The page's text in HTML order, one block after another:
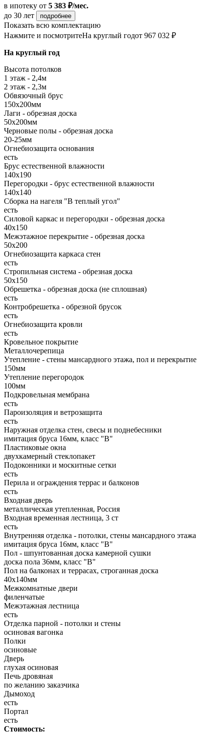
в ипотеку от 5 383 ₽/мес.
до 30 лет
подробнее
Показать всю комплектацию
Нажмите и посмотритеНа круглый годот 967 032 ₽
На круглый год
Высота потолков
1 этаж - 2,4м
2 этаж - 2,3м
Обвязочный брус
150х200мм
Лаги - обрезная доска
50х200мм
Черновые полы - обрезная доска
20-25мм
Огнебиозащита основания
есть
Брус естественной влажности
140х190
Перегородки - брус естественной влажности
140х140
Сборка на нагеля "В теплый угол"
есть
Силовой каркас и перегородки - обрезная доска
40х150
Межэтажное перекрытие - обрезная доска
50х200
Огнебиозащита каркаса стен
есть
Стропильная система - обрезная доска
50х150
Обрешетка - обрезная доска (не сплошная)
есть
Контробрешетка - обрезной брусок
есть
Огнебиозащита кровли
есть
Кровельное покрытие
Металлочерепица
Утепление - стены мансардного этажа, пол и перекрытие
150мм
Утепление перегородок
100мм
Подкровельная мембрана
есть
Пароизоляция и ветрозащита
есть
Наружная отделка стен, свесы и поднебесники
имитация бруса 16мм, класс "В"
Пластиковые окна
двухкамерный стеклопакет
Подоконники и москитные сетки
есть
Перила и ограждения террас и балконов
есть
Входная дверь
металлическая утепленная, Россия
Входная временная лестница, 3 ст
есть
Внутренняя отделка - потолки, стены мансардного этажа
имитация бруса 16мм, класс "В"
Пол - шпунтованная доска камерной сушки
доска пола 36мм, класс "B"
Пол на балконах и террасах, строганная доска
40x140мм
Межкомнатные двери
филенчатые
Межэтажная лестница
есть
Отделка парной - потолки и стены
осиновая вагонка
Полки
осиновые
Дверь
глухая осиновая
Печь дровяная
по желанию заказчика
Дымоход
есть
Портал
есть
Стоимость: